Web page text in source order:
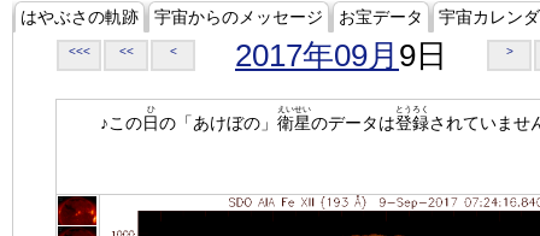
はやぶさの軌跡 宇宙からのメッセージ お宝データ 宇宙カレン
<<< << < 2017年09月 9日 >
♪この日
ひ
の「あけぼの」 衛星
えいせい
のデータは登録
とうろく
されていませ